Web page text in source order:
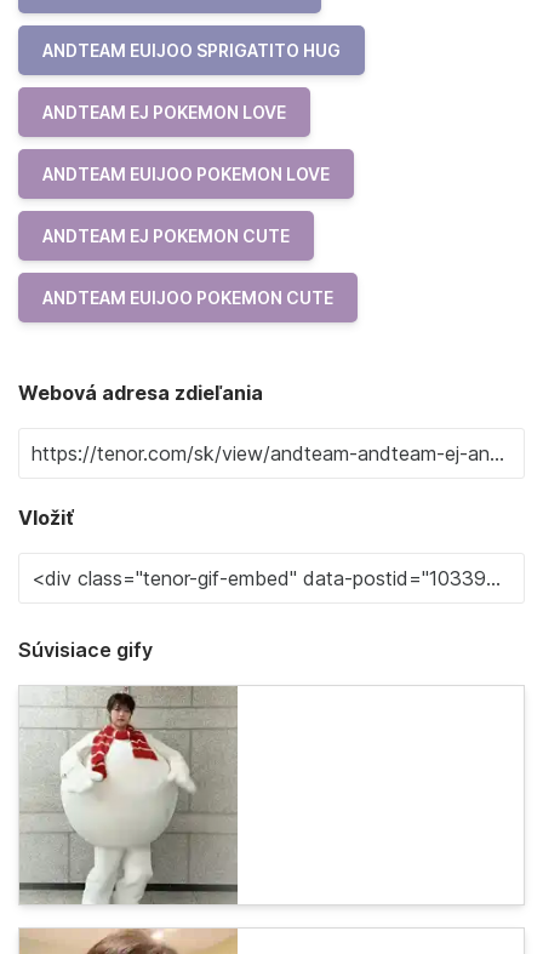
ANDTEAM EUIJOO SPRIGATITO HUG
ANDTEAM EJ POKEMON LOVE
ANDTEAM EUIJOO POKEMON LOVE
ANDTEAM EJ POKEMON CUTE
ANDTEAM EUIJOO POKEMON CUTE
Webová adresa zdieľania
Vložiť
Súvisiace gify